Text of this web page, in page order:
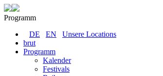
Programm
DE
EN
Unsere Locations
brut
Programm
Kalender
Festivals